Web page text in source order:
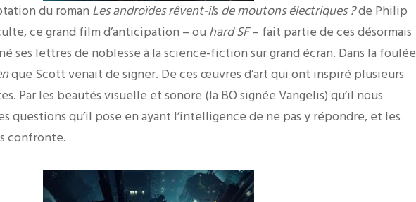
du roman Les androïdes rêvent-ils de moutons électriques ?de Philip
ce grand film d’anticipation – ou hard SF– fait partie de ces désormais
ses lettres de noblesse à la science-fiction sur grand écran. Dans la foulée
que Scott venait de signer. De ces œuvres d’art qui ont inspiré plusieurs
Par les beautés visuelle et sonore (la BO signée Vangelis) qu’il nous
questions qu’il pose en ayant l’intelligence de ne pas y répondre, et les
confronte.